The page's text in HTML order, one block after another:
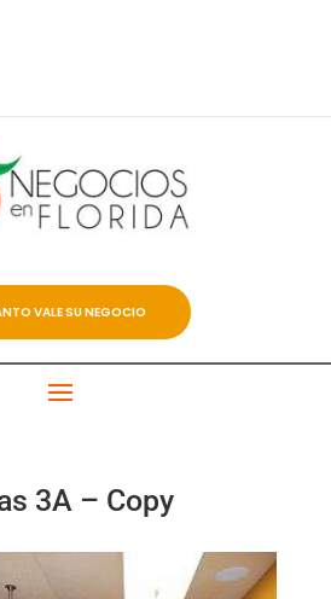
VALE SU NEGOCIO
3A – Copy